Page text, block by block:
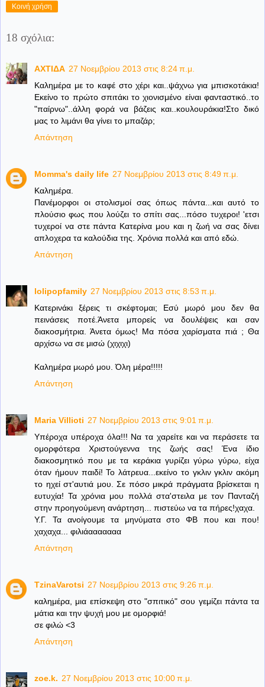
Κοινή χρήση
18 σχόλια:
ΑΧΤΙΔΑ 27 Νοεμβρίου 2013 στις 8:24 π.μ.
Καλημέρα με το καφέ στο χέρι και..ψάχνω για μπισκοτάκια!
Εκείνο το πρώτο σπιτάκι το χιονισμένο είναι φανταστικό..το
"παίρνω"..άλλη φορά να βάζεις και..κουλουράκια!Στο δικό
μας το λιμάνι θα γίνει το μπαζάρ;
Απάντηση
Momma's daily life 27 Νοεμβρίου 2013 στις 8:49 π.μ.
Καλημέρα.
Πανέμορφοι οι στολισμοί σας όπως πάντα...και αυτό το
πλούσιο φως που λούζει το σπίτι σας...πόσο τυχεροι! 'ετσι
τυχεροί να στε πάντα Κατερίνα μου και η ζωή να σας δίνει
απλοχερα τα καλούδια της. Χρόνια πολλά και από εδώ.
Απάντηση
lolipopfamily 27 Νοεμβρίου 2013 στις 8:53 π.μ.
Κατερινάκι ξέρεις τι σκέφτομαι; Εσύ μωρό μου δεν θα
πεινάσεις ποτέ.Άνετα μπορείς να δουλέψεις και σαν
διακοσμήτρια. Άνετα όμως! Μα πόσα χαρίσματα πιά ; Θα
αρχίσω να σε μισώ (χιχιχι)
Καλημέρα μωρό μου. Όλη μέρα!!!!!
Απάντηση
Maria Villioti 27 Νοεμβρίου 2013 στις 9:01 π.μ.
Υπέροχα υπέροχα όλα!!! Να τα χαρείτε και να περάσετε τα
ομορφότερα Χριστούγεννα της ζωής σας! Ένα ίδιο
διακοσμητικό που με τα κεράκια γυρίζει γύρω γύρω, είχα
όταν ήμουν παιδί! Το λάτρευα...εκείνο το γκλιν γκλιν ακόμη
το ηχεί στ'αυτιά μου. Σε πόσο μικρά πράγματα βρίσκεται η
ευτυχία! Τα χρόνια μου πολλά στα'στειλα με τον Πανταζή
στην προηγούμενη ανάρτηση... πιστεύω να τα πήρες!χαχα.
Υ.Γ. Τα ανοίγουμε τα μηνύματα στο ΦΒ που και που!
χαχαχα... φιλιάααααααα
Απάντηση
TzinaVarotsi 27 Νοεμβρίου 2013 στις 9:26 π.μ.
καλημέρα, μια επίσκεψη στο "σπιτικό" σου γεμίζει πάντα τα
μάτια και την ψυχή μου με ομορφιά!
σε φιλώ <3
Απάντηση
zoe.k. 27 Νοεμβρίου 2013 στις 10:00 π.μ.